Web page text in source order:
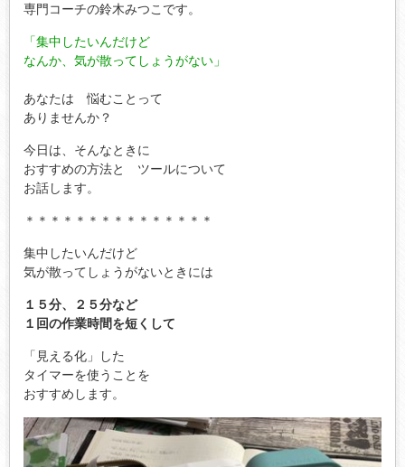
専門コーチの鈴木みつこです。
「集中したいんだけど
なんか、気が散ってしょうがない」
あなたは 悩むことって
ありませんか？
今日は、そんなときに
おすすめの方法と ツールについて
お話します。
＊＊＊＊＊＊＊＊＊＊＊＊＊＊＊
集中したいんだけど
気が散ってしょうがないときには
１５分、２５分など
１回の作業時間を短くして
「見える化」した
タイマーを使うことを
おすすめします。